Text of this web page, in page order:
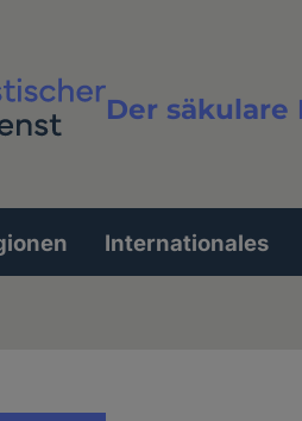
Der
Volltextsuche
Internationales